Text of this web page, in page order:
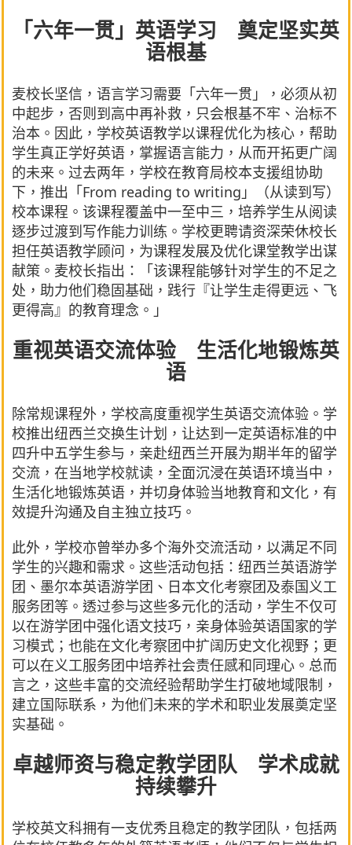
「六年一贯」英语学习 奠定坚实英
语根基
麦校长坚信，语言学习需要「六年一贯」，必须从初
中起步，否则到高中再补救，只会根基不牢、治标不
治本。因此，学校英语教学以课程优化为核心，帮助
学生真正学好英语，掌握语言能力，从而开拓更广阔
的未来。过去两年，学校在教育局校本支援组协助
下，推出「From reading to writing」（从读到写）
校本课程。该课程覆盖中一至中三，培养学生从阅读
逐步过渡到写作能力训练。学校更聘请资深荣休校长
担任英语教学顾问，为课程发展及优化课堂教学出谋
献策。麦校长指出：「该课程能够针对学生的不足之
处，助力他们稳固基础，践行『让学生走得更远、飞
更得高』的教育理念。」
重视英语交流体验 生活化地锻炼英
语
除常规课程外，学校高度重视学生英语交流体验。学
校推出纽西兰交换生计划，让达到一定英语标准的中
四升中五学生参与，亲赴纽西兰开展为期半年的留学
交流，在当地学校就读，全面沉浸在英语环境当中，
生活化地锻炼英语，并切身体验当地教育和文化，有
效提升沟通及自主独立技巧。
此外，学校亦曾举办多个海外交流活动，以满足不同
学生的兴趣和需求。这些活动包括：纽西兰英语游学
团、墨尔本英语游学团、日本文化考察团及泰国义工
服务团等。透过参与这些多元化的活动，学生不仅可
以在游学团中强化语文技巧，亲身体验英语国家的学
习模式；也能在文化考察团中扩阔历史文化视野；更
可以在义工服务团中培养社会责任感和同理心。总而
言之，这些丰富的交流经验帮助学生打破地域限制，
建立国际联系，为他们未来的学术和职业发展奠定坚
实基础。
卓越师资与稳定教学团队 学术成就
持续攀升
学校英文科拥有一支优秀且稳定的教学团队，包括两